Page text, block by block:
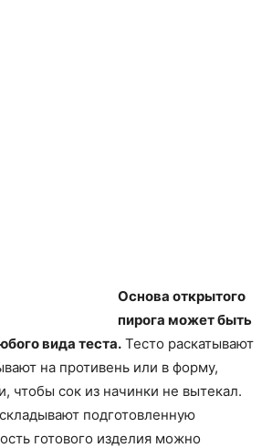
Основа открытого
пирога может быть
вида теста. Тесто раскатывают
на противень или в форму,
чтобы сок из начинки не вытекал.
подготовленную
готового изделия можно